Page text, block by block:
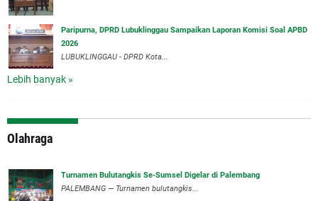
Paripurna, DPRD Lubuklinggau Sampaikan Laporan Komisi Soal APBD
2026
LUBUKLINGGAU - DPRD Kota...
Lebih banyak »
Olahraga
Turnamen Bulutangkis Se-Sumsel Digelar di Palembang
PALEMBANG — Turnamen bulutangkis...